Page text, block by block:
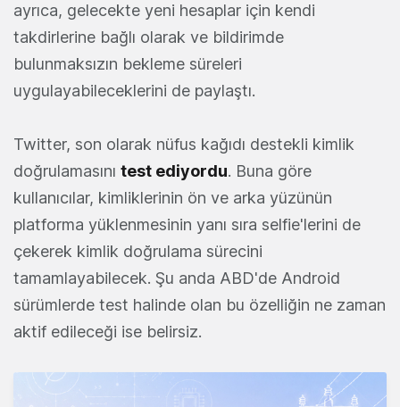
ayrıca, gelecekte yeni hesaplar için kendi
takdirlerine bağlı olarak ve bildirimde
bulunmaksızın bekleme süreleri
uygulayabileceklerini de paylaştı.
Twitter, son olarak nüfus kağıdı destekli kimlik
doğrulamasını test ediyordu. Buna göre
kullanıcılar, kimliklerinin ön ve arka yüzünün
platforma yüklenmesinin yanı sıra selfie'lerini de
çekerek kimlik doğrulama sürecini
tamamlayabilecek. Şu anda ABD'de Android
sürümlerde test halinde olan bu özelliğin ne zaman
aktif edileceği ise belirsiz.